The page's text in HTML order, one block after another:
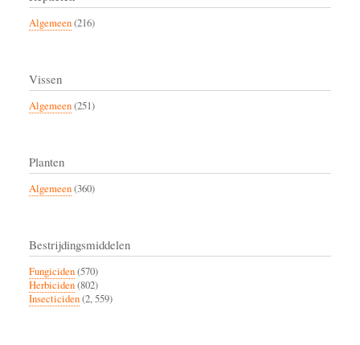
Algemeen(216)
Vissen
Algemeen(251)
Planten
Algemeen(360)
Bestrijdingsmiddelen
Fungiciden(570)
Herbiciden(802)
Insecticiden(2, 559)